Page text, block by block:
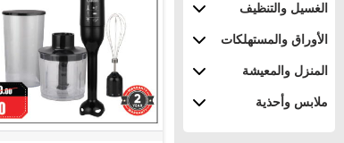
الغسيل والتنظيف
الأوراق والمستهلكات
المنزل والمعيشة
ملابس وأحذية